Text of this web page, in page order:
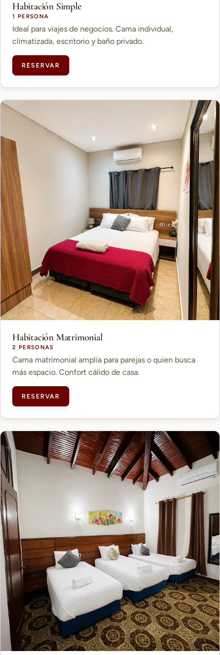
Habitación Simple
1 PERSONA
Ideal para viajes de negocios. Cama individual,
climatizada, escritorio y baño privado.
RESERVAR
Habitación Matrimonial
2 PERSONAS
Cama matrimonial amplia para parejas o quien busca
más espacio. Confort cálido de casa.
RESERVAR